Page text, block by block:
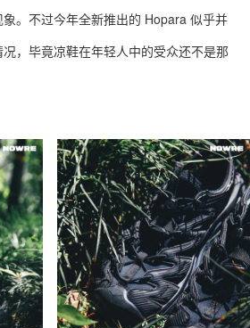
。不过今年全新推出的 Hopara 似乎并
，毕竟凉鞋在年轻人中的受众还不是那